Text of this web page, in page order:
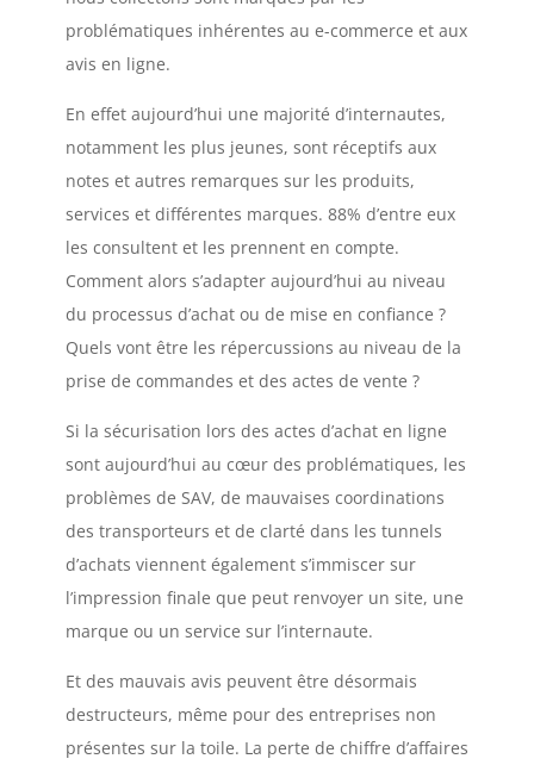
problématiques inhérentes au e-commerce et aux
avis en ligne.
En effet aujourd’hui une majorité d’internautes,
notamment les plus jeunes, sont réceptifs aux
notes et autres remarques sur les produits,
services et différentes marques. 88% d’entre eux
les consultent et les prennent en compte.
Comment alors s’adapter aujourd’hui au niveau
du processus d’achat ou de mise en confiance ?
Quels vont être les répercussions au niveau de la
prise de commandes et des actes de vente ?
Si la sécurisation lors des actes d’achat en ligne
sont aujourd’hui au cœur des problématiques, les
problèmes de SAV, de mauvaises coordinations
des transporteurs et de clarté dans les tunnels
d’achats viennent également s’immiscer sur
l’impression finale que peut renvoyer un site, une
marque ou un service sur l’internaute.
Et des mauvais avis peuvent être désormais
destructeurs, même pour des entreprises non
présentes sur la toile. La perte de chiffre d’affaires